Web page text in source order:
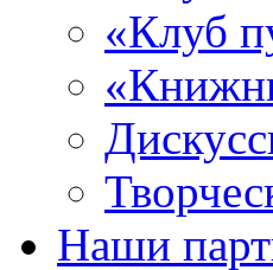
«Клуб
Наши